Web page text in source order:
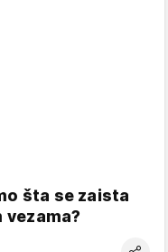
šta se zaista
vezama?